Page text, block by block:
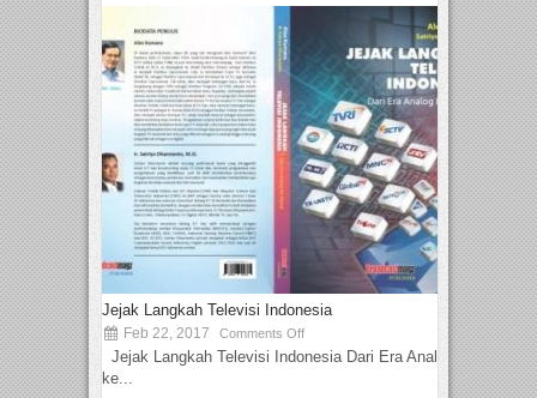
Jejak Langkah Televisi Indonesia
Feb 22, 2017 Comments Off
Jejak Langkah Televisi Indonesia Dari Era Analog
ke...